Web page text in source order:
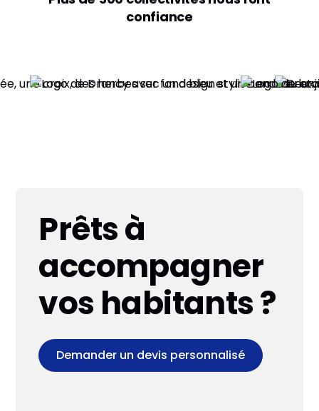
confiance
Prêts à
accompagner
vos habitants ?
Demander un devis personnalisé